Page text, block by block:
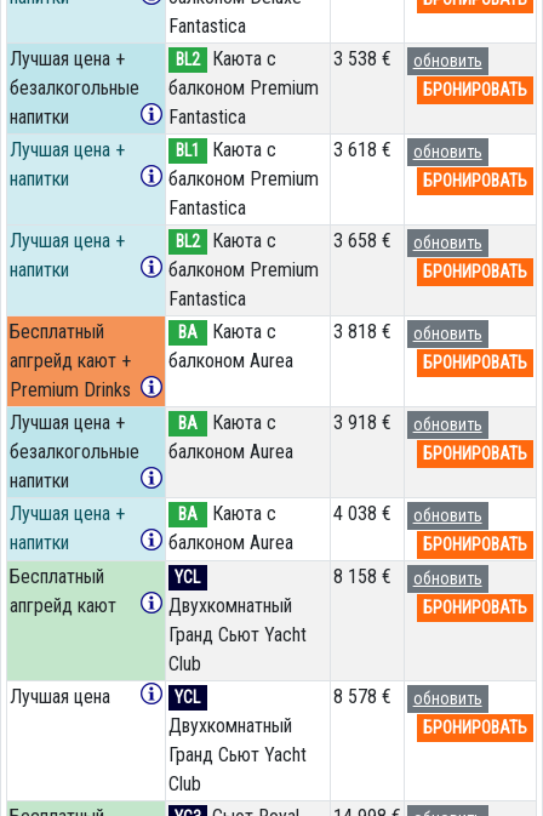
Fantastica
Лучшая цена +
безалкогольные
напитки
BL2
Каюта с
балконом Premium
Fantastica
3 538 €
обновить
БРОНИРОВАТЬ
Лучшая цена +
напитки
BL1
Каюта с
балконом Premium
Fantastica
3 618 €
обновить
БРОНИРОВАТЬ
Лучшая цена +
напитки
BL2
Каюта с
балконом Premium
Fantastica
3 658 €
обновить
БРОНИРОВАТЬ
Бесплатный
апгрейд кают +
Premium Drinks
BA
Каюта с
балконом Aurea
3 818 €
обновить
БРОНИРОВАТЬ
Лучшая цена +
безалкогольные
напитки
BA
Каюта с
балконом Aurea
3 918 €
обновить
БРОНИРОВАТЬ
Лучшая цена +
напитки
BA
Каюта с
балконом Aurea
4 038 €
обновить
БРОНИРОВАТЬ
Бесплатный
апгрейд кают
YCL
Двухкомнатный
Гранд Сьют Yacht
Club
8 158 €
обновить
БРОНИРОВАТЬ
Лучшая цена YCL
Двухкомнатный
Гранд Сьют Yacht
Club
8 578 €
обновить
БРОНИРОВАТЬ